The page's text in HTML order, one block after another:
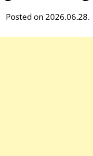
Posted on 2026.06.28.